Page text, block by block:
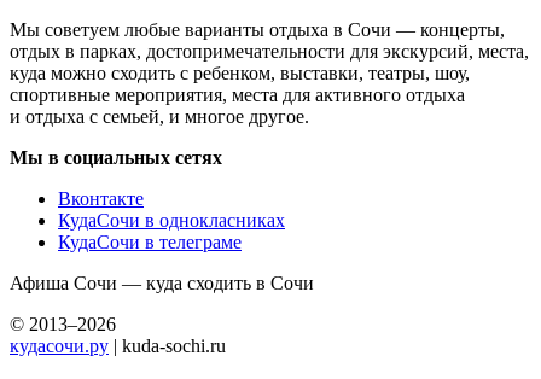
Мы советуем любые варианты отдыха в Сочи — концерты,
отдых в парках, достопримечательности для экскурсий, места,
куда можно сходить с ребенком, выставки, театры, шоу,
спортивные мероприятия, места для активного отдыха
и отдыха с семьей, и многое другое.
Мы в социальных сетях
Вконтакте
КудаСочи в однокласниках
КудаСочи в телеграме
Афиша Сочи — куда сходить в Сочи
© 2013–2026
кудасочи.ру | kuda-sochi.ru